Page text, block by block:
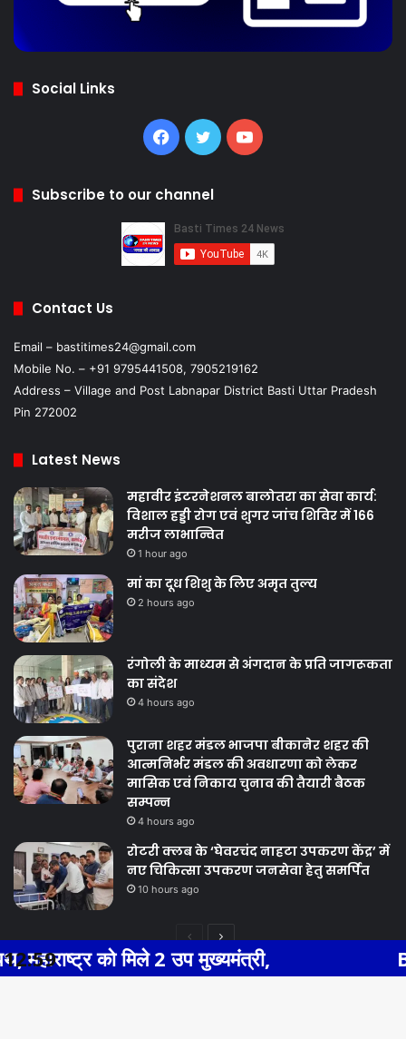
Social Links
Facebook
TwitterYouTube
Subscribe to our channel
Contact Us
Email – bastitimes24@gmail.com
Mobile No. – +91 9795441508, 7905219162
Address – Village and Post Labnapar District Basti Uttar Pradesh
Pin 272002
Latest News
महावीर इंटरनेशनल बालोतरा का सेवा कार्य:
विशाल हड्डी रोग एवं शुगर जांच शिविर में 166
मरीज लाभान्वित
1 hour ago
मां का दूध शिशु के लिए अमृत तुल्य
2 hours ago
रंगोली के माध्यम से अंगदान के प्रति जागरूकता
का संदेश
4 hours ago
पुराना शहर मंडल भाजपा बीकानेर शहर की
आत्मनिर्भर मंडल की अवधारणा को लेकर
मासिक एवं निकाय चुनाव की तैयारी बैठक
सम्पन्न
4 hours ago
रोटरी क्लब के ‘घेवरचंद नाहटा उपकरण केंद्र’ में
नए चिकित्सा उपकरण जनसेवा हेतु समर्पित
10 hours ago
Previous
page
Next
page
Facebook Twitter WhatsApp Telegram
मिले 2 उप मुख्यमंत्री, BHIWADI
12:59